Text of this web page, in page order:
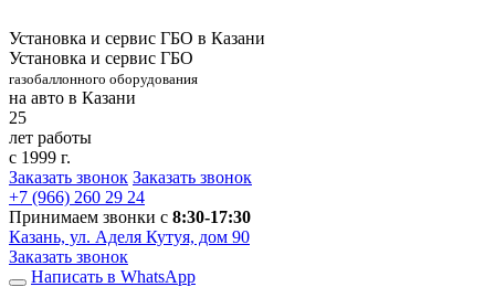
Установка и сервис ГБО в Казани
Установка и сервис ГБО
газобаллонного оборудования
на авто в Казани
25
лет работы
с 1999 г.
Заказать звонок Заказать звонок
+7 (966) 260 29 24
Принимаем звонки с 8:30-17:30
Казань, ул. Аделя Кутуя, дом 90
Заказать звонок
Написать в WhatsApp